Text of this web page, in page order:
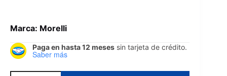
Marca: Morelli
Paga en hasta 12 meses sin tarjeta de crédito.
Saber más